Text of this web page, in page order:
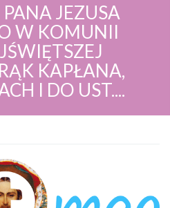
JEZUSA
W KOMUNII
KAPŁANA,
I DO UST....